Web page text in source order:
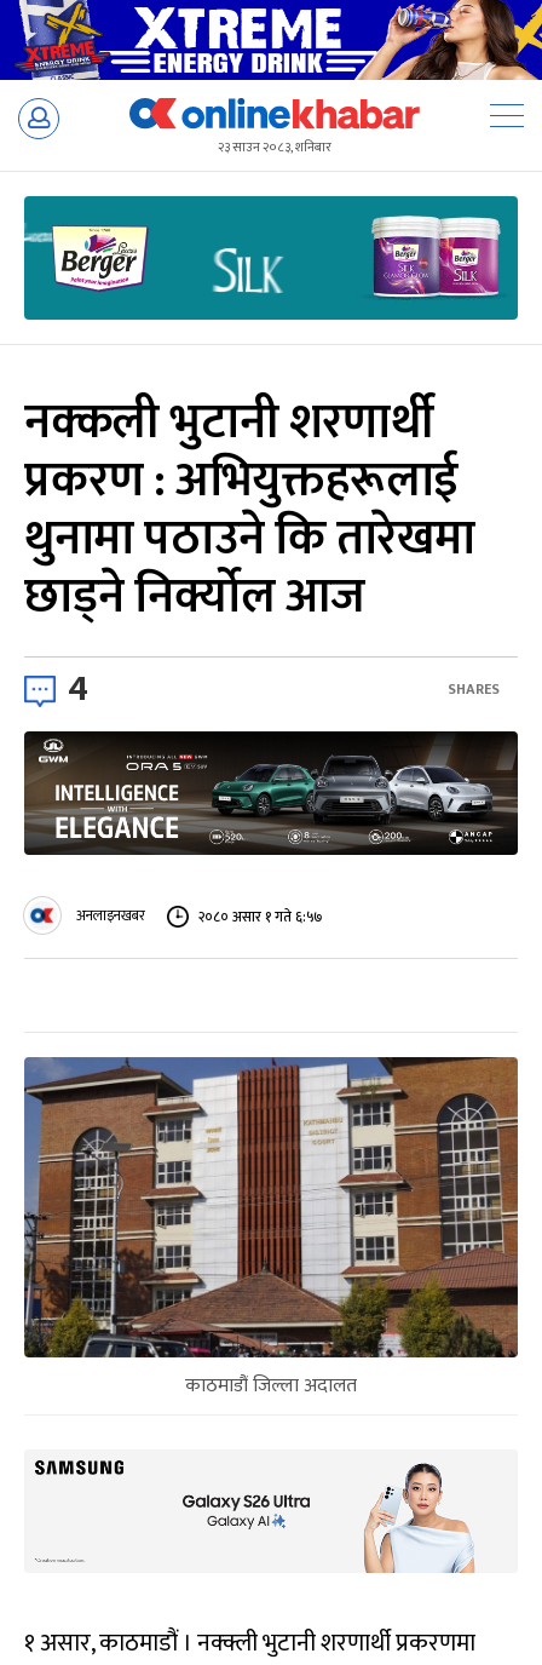
Skip
२३ साउन २०८३, शनिबार
नक्कली भुटानी शरणार्थी
प्रकरण : अभियुक्तहरूलाई
थुनामा पठाउने कि तारेखमा
छाड्ने निर्क्योल आज
4 SHARES
अनलाइनखबर २०८० असार १ गते ६:५७
काठमाडौं जिल्ला अदालत
१ असार, काठमाडौं । नक्क्ली भुटानी शरणार्थी प्रकरणमा